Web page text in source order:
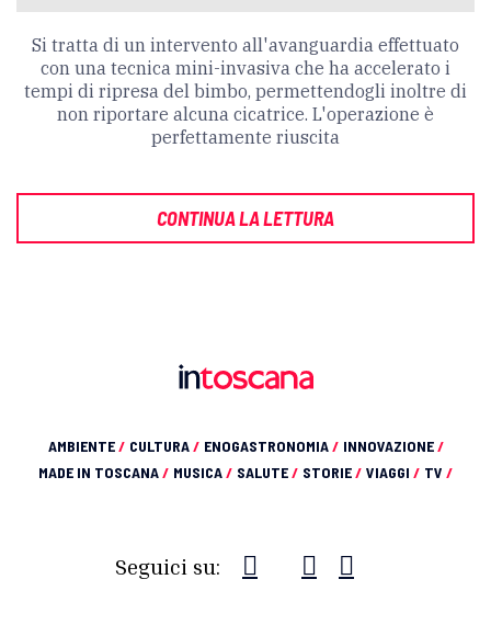
Si tratta di un intervento all'avanguardia effettuato
con una tecnica mini-invasiva che ha accelerato i
tempi di ripresa del bimbo, permettendogli inoltre di
non riportare alcuna cicatrice. L'operazione è
perfettamente riuscita
CONTINUA LA LETTURA
AMBIENTE/ CULTURA/ ENOGASTRONOMIA/ INNOVAZIONE/
MADE IN TOSCANA/ MUSICA/ SALUTE/ STORIE/ VIAGGI / TV /
Seguici su: